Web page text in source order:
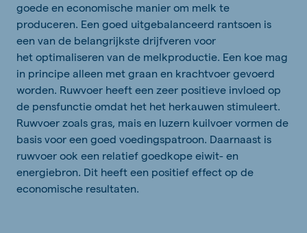
goede en economische manier om melk te
produceren. Een goed uitgebalanceerd rantsoen is
een van de belangrijkste drijfveren voor
het optimaliseren van de melkproductie. Een koe mag
in principe alleen met graan en krachtvoer gevoerd
worden. Ruwvoer heeft een zeer positieve invloed op
de pensfunctie omdat het het herkauwen stimuleert.
Ruwvoer zoals gras, mais en luzern kuilvoer vormen de
basis voor een goed voedingspatroon. Daarnaast is
ruwvoer ook een relatief goedkope eiwit- en
energiebron. Dit heeft een positief effect op de
economische resultaten.